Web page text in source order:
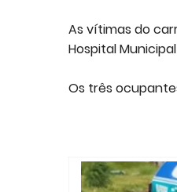
As vítimas do
Hospital
Os três